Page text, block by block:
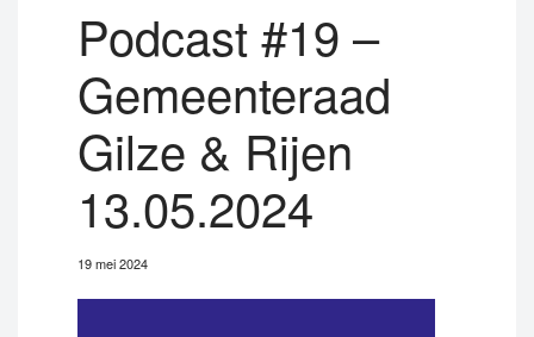
Podcast #19 –
Gemeenteraad
Gilze & Rijen
13.05.2024
19 mei 2024